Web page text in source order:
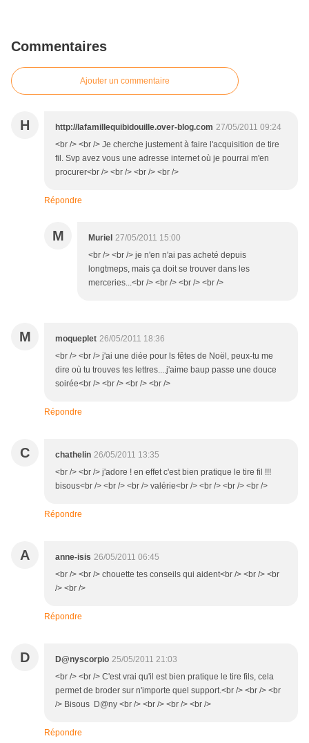
Commentaires
Ajouter un commentaire
H http://lafamillequibidouille.over-blog.com 27/05/2011 09:24
<br /> <br /> Je cherche justement à faire l'acquisition de tire
fil. Svp avez vous une adresse internet où je pourrai m'en
procurer<br /> <br /> <br /> <br />
Répondre
M Muriel 27/05/2011 15:00
<br /> <br /> je n'en n'ai pas acheté depuis
longtmeps, mais ça doit se trouver dans les
merceries...<br /> <br /> <br /> <br />
M moqueplet 26/05/2011 18:36
<br /> <br /> j'ai une diée pour ls fêtes de Noël, peux-tu me
dire où tu trouves tes lettres....j'aime baup passe une douce
soirée<br /> <br /> <br /> <br />
Répondre
C chathelin 26/05/2011 13:35
<br /> <br /> j'adore ! en effet c'est bien pratique le tire fil !!!
bisous<br /> <br /> <br /> valérie<br /> <br /> <br /> <br />
Répondre
A anne-isis 26/05/2011 06:45
<br /> <br /> chouette tes conseils qui aident<br /> <br /> <br
/> <br />
Répondre
D D@nyscorpio 25/05/2011 21:03
<br /> <br /> C'est vrai qu'il est bien pratique le tire fils, cela
permet de broder sur n'importe quel support.<br /> <br /> <br
/> Bisous D@ny <br /> <br /> <br /> <br />
Répondre